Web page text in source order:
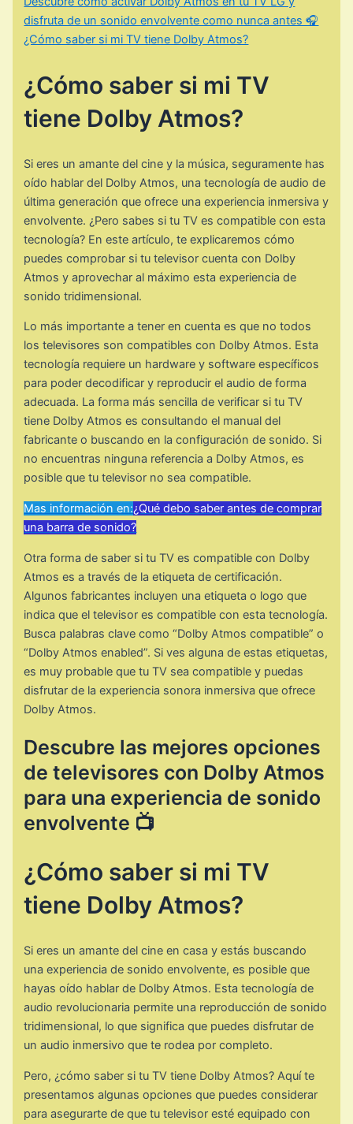
disfruta de un sonido envolvente como nunca antes 🎧
¿Cómo saber si mi TV tiene Dolby Atmos?
¿Cómo saber si mi TV
tiene Dolby Atmos?
Si eres un amante del cine y la música, seguramente has
oído hablar del Dolby Atmos, una tecnología de audio de
última generación que ofrece una experiencia inmersiva y
envolvente. ¿Pero sabes si tu TV es compatible con esta
tecnología? En este artículo, te explicaremos cómo
puedes comprobar si tu televisor cuenta con Dolby
Atmos y aprovechar al máximo esta experiencia de
sonido tridimensional.
Lo más importante a tener en cuenta es que no todos
los televisores son compatibles con Dolby Atmos. Esta
tecnología requiere un hardware y software específicos
para poder decodificar y reproducir el audio de forma
adecuada. La forma más sencilla de verificar si tu TV
tiene Dolby Atmos es consultando el manual del
fabricante o buscando en la configuración de sonido. Si
no encuentras ninguna referencia a Dolby Atmos, es
posible que tu televisor no sea compatible.
Mas información en:¿Qué debo saber antes de comprar
una barra de sonido?
Otra forma de saber si tu TV es compatible con Dolby
Atmos es a través de la etiqueta de certificación.
Algunos fabricantes incluyen una etiqueta o logo que
indica que el televisor es compatible con esta tecnología.
Busca palabras clave como “Dolby Atmos compatible” o
“Dolby Atmos enabled”. Si ves alguna de estas etiquetas,
es muy probable que tu TV sea compatible y puedas
disfrutar de la experiencia sonora inmersiva que ofrece
Dolby Atmos.
Descubre las mejores opciones
de televisores con Dolby Atmos
para una experiencia de sonido
envolvente 📺
¿Cómo saber si mi TV
tiene Dolby Atmos?
Si eres un amante del cine en casa y estás buscando
una experiencia de sonido envolvente, es posible que
hayas oído hablar de Dolby Atmos. Esta tecnología de
audio revolucionaria permite una reproducción de sonido
tridimensional, lo que significa que puedes disfrutar de
un audio inmersivo que te rodea por completo.
Pero, ¿cómo saber si tu TV tiene Dolby Atmos? Aquí te
presentamos algunas opciones que puedes considerar
para asegurarte de que tu televisor esté equipado con